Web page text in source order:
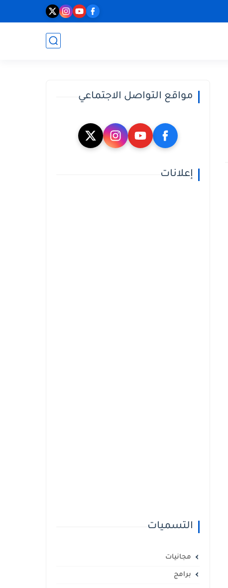
مواقع التواصل الاجتماعي
إعلانات
التسميات
مجانيات
برامج